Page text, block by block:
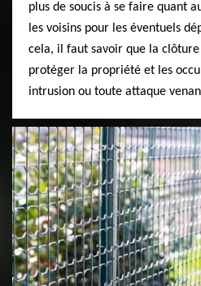
plus de soucis à se faire quant
les voisins pour les éventuels
cela, il faut savoir que la
protéger la propriété et les
intrusion ou toute attaque